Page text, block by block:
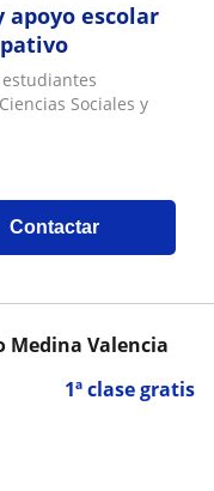
apoyo escolar
Sociales y
Contactar
1ª clase gratis
Medina Valencia